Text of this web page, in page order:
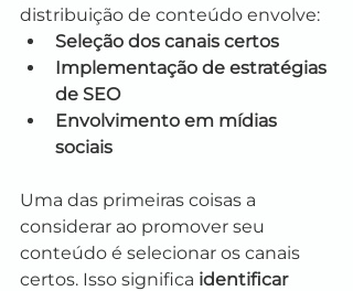
distribuição de conteúdo envolve:
Seleção dos canais certos
Implementação de estratégias
de SEO
Envolvimento em mídias
sociais
Uma das primeiras coisas a
considerar ao promover seu
conteúdo é selecionar os canais
certos. Isso significa identificar